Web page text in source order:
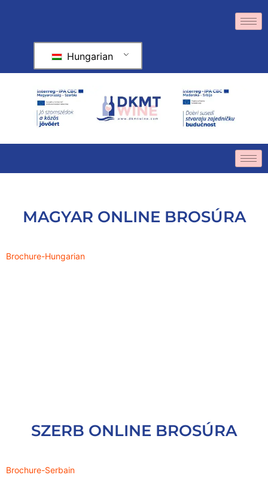
Hungarian
MAGYAR ONLINE BROSÚRA
Brochure-Hungarian
SZERB ONLINE BROSÚRA
Brochure-Serbain